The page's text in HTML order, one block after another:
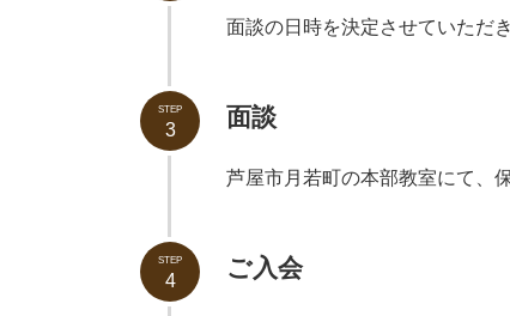
面談の日時を決定させていただ
面談
芦屋市月若町の本部教室にて、
STEP
3
ご入会
STEP
4